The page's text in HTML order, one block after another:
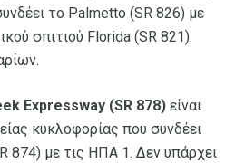
το Palmetto (SR 826) με
σπιτιού Florida (SR 821).
Expressway (SR 878) είναι
κυκλοφορίας που συνδέει
874) με τις ΗΠΑ 1. Δεν υπάρχει